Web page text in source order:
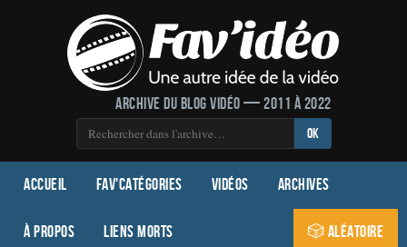
Archive du blog vidéo — 2011 à 2022
OK
Accueil Fav'Catégories Vidéos Archives
À propos Liens morts 🎲 Aléatoire